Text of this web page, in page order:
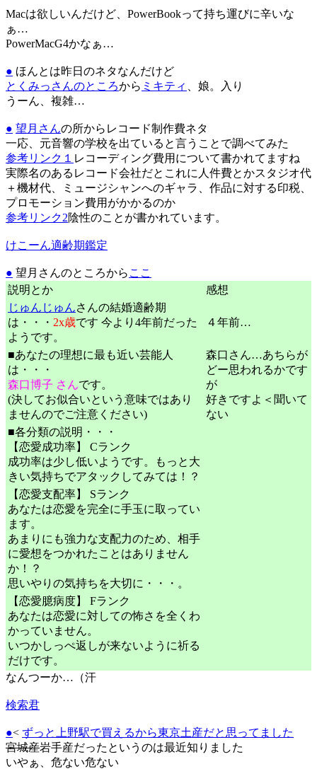
Macは欲しいんだけど、PowerBookって持ち運びに辛いな
ぁ…
PowerMacG4かなぁ…
● ほんとは昨日のネタなんだけど
とくみっさんのところから ミキティ
、娘。入り
うーん、複雑…
● 望月さんの所からレコード制作費ネタ
一応、元音響の学校を出ていると言うことで調べてみた
参考リンク１ レコーディング費用について書かれてますね
実際名のあるレコード会社だとこれに人件費とかスタジオ代
＋機材代、ミュージシャンへのギャラ、作品に対する印税、
プロモーション費用がかかるのか
参考リンク2陰性のことが書かれています。
けこーん適齢期鑑定
● 望月さんのところから ここ
説明とか
感想
じゅんじゅんさんの結婚適齢期
は・・・ 2x歳です 今より4年前だった
ようです。
４年前…
■あなたの理想に最も近い芸能人
は・・・
森口博子 さんです。
(決してお似合いという意味ではあり
ませんのでご注意ください)
森口さん…あちらが
どー思われるかです
が
好きですよ＜聞いて
ない
■各分類の説明・・・
【恋愛成功率】 Cランク
成功率は少し低いようです。もっと大
きい気持ちでアタックしてみては！？
【恋愛支配率】 Sランク
あなたは恋愛を完全に手玉に取ってい
ます。
あまりにも強力な支配力のため、相手
に愛想をつかれたことはありません
か！？
思いやりの気持ちを大切に・・・。
【恋愛臆病度】 Fランク
あなたは恋愛に対しての怖さを全くわ
かっていません。
いつかしっぺ返しが来ないように祈る
だけです。
なんつーか…（汗
検索君
●< ずっと上野駅で買えるから東京土産だと思ってました
宮城産岩手産だったというのは最近知りました
いやぁ、危ない危ない